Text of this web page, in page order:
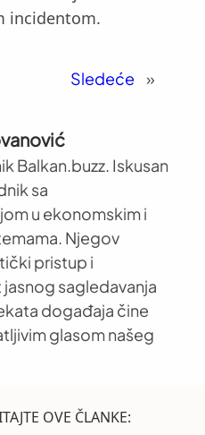
incidentom.
Sledeće »
Balkan.buzz. Iskusan
sa
u ekonomskim i
Njegov
pristup i
sagledavanja
događaja čine
glasom našeg
OVE ČLANKE: